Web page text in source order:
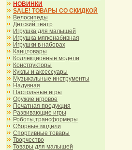
НОВИНКИ
SALE! ТОВАРЫ СО СКИДКОЙ
Велосипеды
Детский театр
Игрушка для малышей
Игрушка мягконабивная
Игрушки в наборах
Канцтовары
Коллекционные модели
Конструкторы
Куклы и аксессуары
Музыкальные инструменты
Надувная
Настольные игры
Оружие игровое
Печатная продукция
Развивающие игры
Роботы,трансформеры
Сборные модели
Спортивные товары
Творчество
Товары для малышей